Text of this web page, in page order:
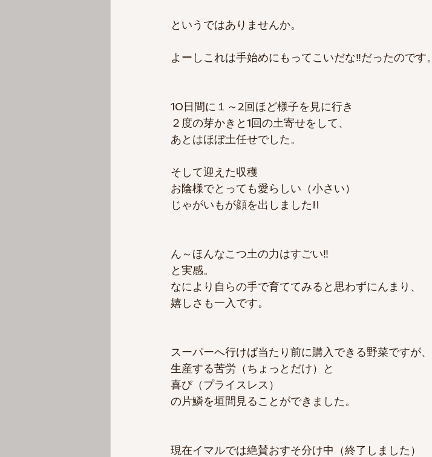
というではありませんか。
よーしこれは手始めにもってこいだな‼だったのです。
10日間に１～2回ほど様子を見に行き
２度の芽かきと1回の土寄せをして、
あとはほぼ土任せでした。
そして迎えた収穫
お陰様でとっても愛らしい（小さい）
じゃがいもが顔を出しました!!
ん～ほんなこつ土の力はすごい‼
と実感。
なにより自らの手で育ててみると思わずにんまり、
嬉しさも一入です。
スーパーへ行けば当たり前に購入できる野菜ですが、
生産する苦労（ちょっとだけ）と
喜び（プライスレス）
の片鱗を垣間見ることができました。
現在イマルでは絶賛おすそ分け中（終了しました）